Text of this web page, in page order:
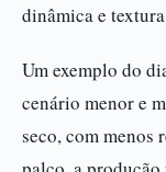
dinâmica e
Um exemplo do
cenário menor e
seco, com menos